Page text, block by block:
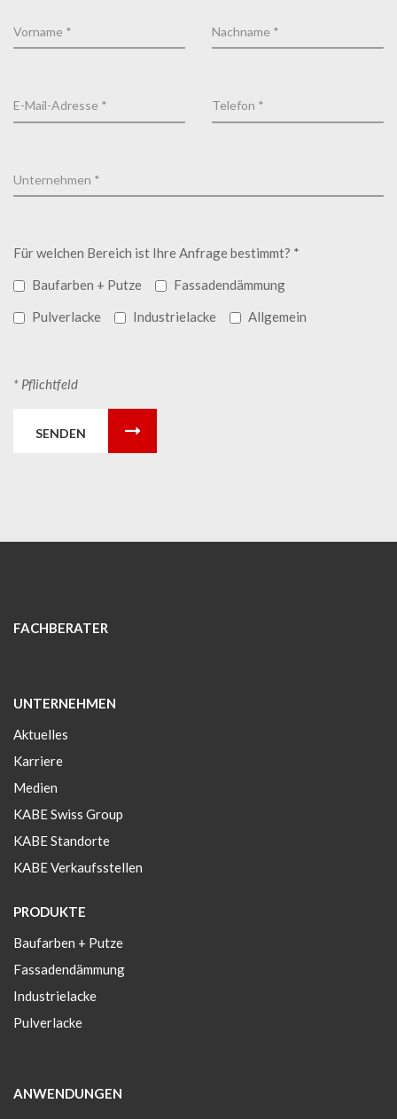
Für welchen Bereich ist Ihre Anfrage bestimmt? *
Baufarben + Putze
Fassadendämmung
Pulverlacke
Industrielacke Allgemein
* Pflichtfeld
SENDEN
FACHBERATER
UNTERNEHMEN
Aktuelles
Karriere
Medien
KABE Swiss Group
KABE Standorte
KABE Verkaufsstellen
PRODUKTE
Baufarben + Putze
Fassadendämmung
Industrielacke
Pulverlacke
ANWENDUNGEN